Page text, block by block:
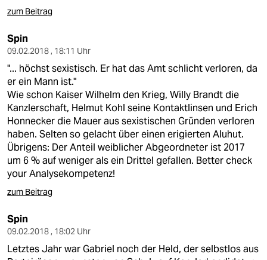
zum Beitrag
Spin
09.02.2018 , 18:11 Uhr
"... höchst sexistisch. Er hat das Amt schlicht verloren, da
er ein Mann ist."
Wie schon Kaiser Wilhelm den Krieg, Willy Brandt die
Kanzlerschaft, Helmut Kohl seine Kontaktlinsen und Erich
Honnecker die Mauer aus sexistischen Gründen verloren
haben. Selten so gelacht über einen erigierten Aluhut.
Übrigens: Der Anteil weiblicher Abgeordneter ist 2017
um 6 % auf weniger als ein Drittel gefallen. Better check
your Analysekompetenz!
zum Beitrag
Spin
09.02.2018 , 18:02 Uhr
Letztes Jahr war Gabriel noch der Held, der selbstlos aus